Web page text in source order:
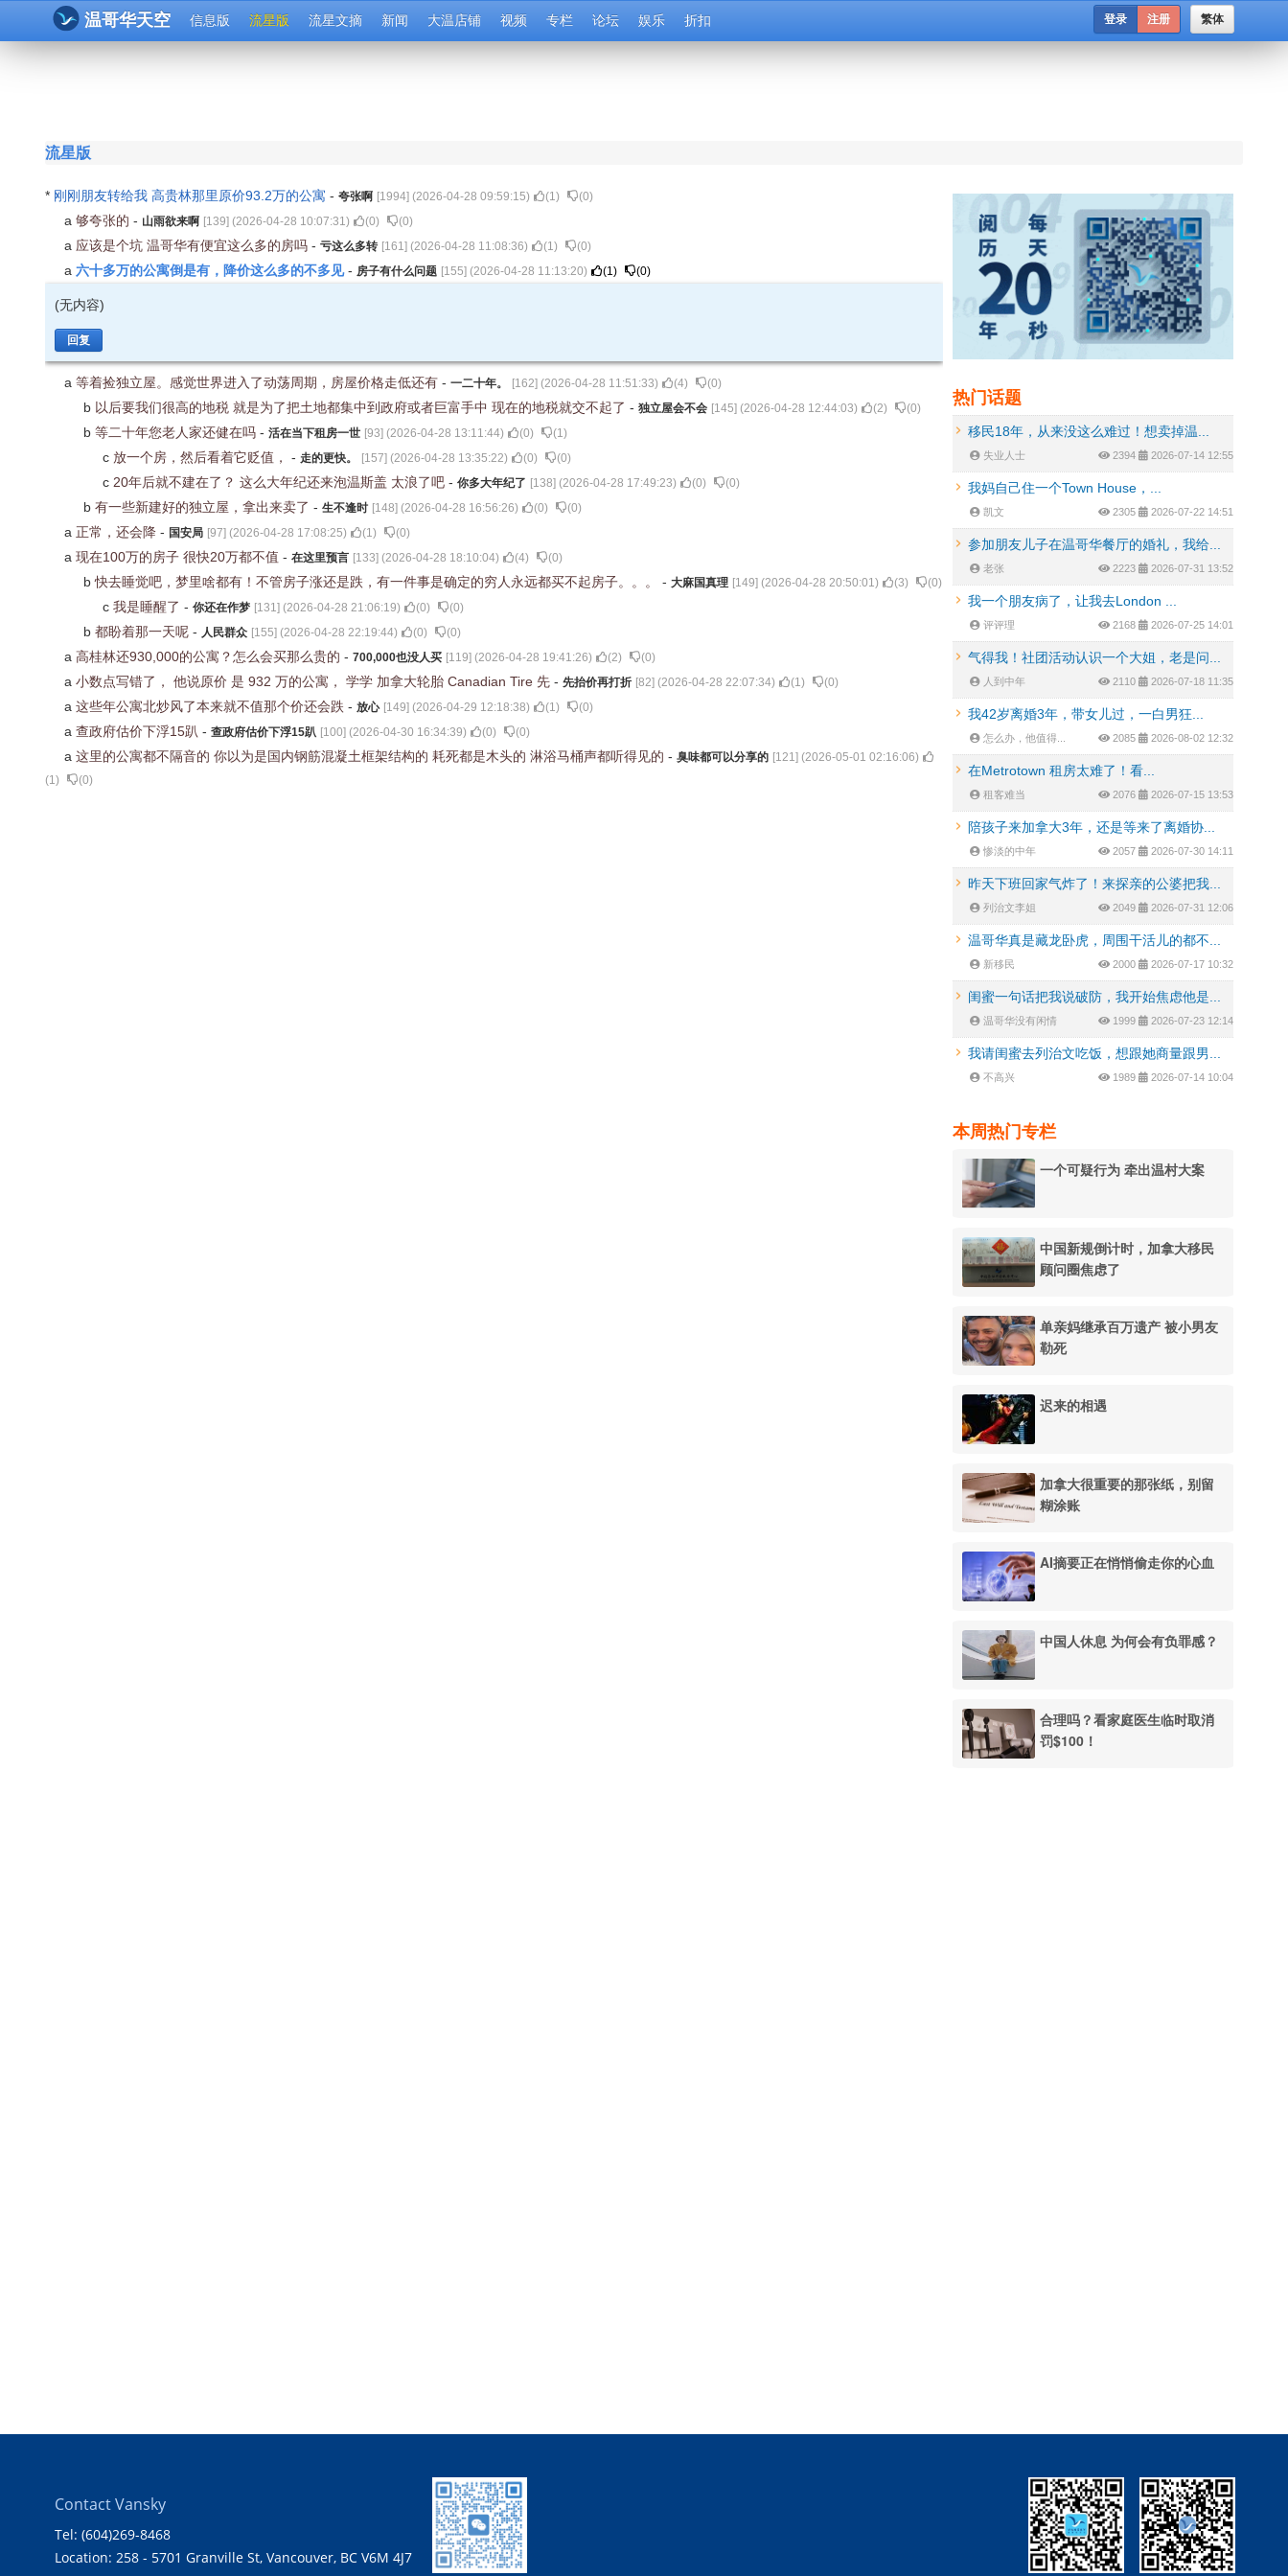
温哥华天空 信息版 流星版 流星文摘 新闻 大温店铺 视频 专栏 论坛 娱乐 折扣 繁体
登录 注册
流星版
* 刚刚朋友转给我 高贵林那里原价93.2万的公寓 - 夸张啊 [1994] (2026-04-28 09:59:15) (1) (0)
a 够夸张的 - 山雨欲来啊 [139] (2026-04-28 10:07:31) (0) (0)
a 应该是个坑 温哥华有便宜这么多的房吗 - 亏这么多转 [161] (2026-04-28 11:08:36) (1) (0)
a 六十多万的公寓倒是有，降价这么多的不多见- 房子有什么问题 [155] (2026-04-28 11:13:20) (1) (0)
(无内容)
回复
a 等着捡独立屋。感觉世界进入了动荡周期，房屋价格走低还有 - 一二十年。 [162] (2026-04-28 11:51:33) (4) (0)
b 以后要我们很高的地税 就是为了把土地都集中到政府或者巨富手中 现在的地税就交不起了 - 独立屋会不会 [145] (2026-04-28 12:44:03) (2) (0)
b 等二十年您老人家还健在吗 - 活在当下租房一世 [93] (2026-04-28 13:11:44) (0) (1)
c 放一个房，然后看着它贬值， - 走的更快。 [157] (2026-04-28 13:35:22) (0) (0)
c 20年后就不建在了？ 这么大年纪还来泡温斯盖 太浪了吧 - 你多大年纪了 [138] (2026-04-28 17:49:23) (0) (0)
b 有一些新建好的独立屋，拿出来卖了 - 生不逢时 [148] (2026-04-28 16:56:26) (0) (0)
a 正常，还会降 - 国安局 [97] (2026-04-28 17:08:25) (1) (0)
a 现在100万的房子 很快20万都不值 - 在这里预言 [133] (2026-04-28 18:10:04) (4) (0)
b快去睡觉吧，梦里啥都有！不管房子涨还是跌，有一件事是确定的穷人永远都买不起房子。。。 - 大麻国真理 [149] (2026-04-28 20:50:01) (3) (0)
c 我是睡醒了 - 你还在作梦 [131] (2026-04-28 21:06:19) (0) (0)
b 都盼着那一天呢 - 人民群众 [155] (2026-04-28 22:19:44) (0) (0)
a 高桂林还930,000的公寓？怎么会买那么贵的 - 700,000也没人买 [119] (2026-04-28 19:41:26) (2) (0)
a 小数点写错了， 他说原价 是 932 万的公寓， 学学 加拿大轮胎 Canadian Tire 先 - 先抬价再打折 [82] (2026-04-28 22:07:34) (1) (0)
a 这些年公寓北炒风了本来就不值那个价还会跌 - 放心 [149] (2026-04-29 12:18:38) (1) (0)
a 查政府估价下浮15趴 - 查政府估价下浮15趴 [100] (2026-04-30 16:34:39) (0) (0)
a 这里的公寓都不隔音的 你以为是国内钢筋混凝土框架结构的 耗死都是木头的 淋浴马桶声都听得见的 - 臭味都可以分享的 [121] (2026-05-01 02:16:06)
(1) (0)
热门话题
移民18年，从来没这么难过！想卖掉温...
失业人士 2394 2026-07-14 12:55
我妈自己住一个Town House，...
凯文 2305 2026-07-22 14:51
参加朋友儿子在温哥华餐厅的婚礼，我给...
老张 2223 2026-07-31 13:52
我一个朋友病了，让我去London ...
评评理 2168 2026-07-25 14:01
气得我！社团活动认识一个大姐，老是问...
人到中年 2110 2026-07-18 11:35
我42岁离婚3年，带女儿过，一白男狂...
怎么办，他值得... 2085 2026-08-02 12:32
在Metrotown 租房太难了！看...
租客难当 2076 2026-07-15 13:53
陪孩子来加拿大3年，还是等来了离婚协...
惨淡的中年 2057 2026-07-30 14:11
昨天下班回家气炸了！来探亲的公婆把我...
列治文李姐 2049 2026-07-31 12:06
温哥华真是藏龙卧虎，周围干活儿的都不...
新移民 2000 2026-07-17 10:32
闺蜜一句话把我说破防，我开始焦虑他是...
温哥华没有闲情 1999 2026-07-23 12:14
我请闺蜜去列治文吃饭，想跟她商量跟男...
不高兴 1989 2026-07-14 10:04
本周热门专栏
一个可疑行为 牵出温村大案
中国新规倒计时，加拿大移民
顾问圈焦虑了
单亲妈继承百万遗产 被小男友
勒死
迟来的相遇
加拿大很重要的那张纸，别留
糊涂账
AI摘要正在悄悄偷走你的心血
中国人休息 为何会有负罪感？
合理吗？看家庭医生临时取消
罚$100！
Contact Vansky
Tel: (604)269-8468
Location: 258 - 5701 Granville St, Vancouver, BC V6M 4J7